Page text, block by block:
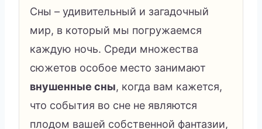
Сны – удивительный и загадочный
мир, в который мы погружаемся
каждую ночь. Среди множества
сюжетов особое место занимают
внушенные сны, когда вам кажется,
что события во сне не являются
плодом вашей собственной фантазии,